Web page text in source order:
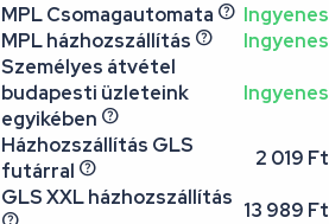
MPL Csomagautomata
Ingyenes
MPL házhozszállítás
Ingyenes
Személyes átvétel
budapesti üzleteink
egyikében
Ingyenes
Házhozszállítás GLS
futárral
2 019 Ft
GLS XXL házhozszállítás
13 989 Ft